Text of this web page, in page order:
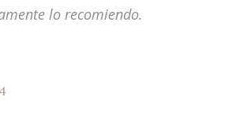
lo recomiendo.